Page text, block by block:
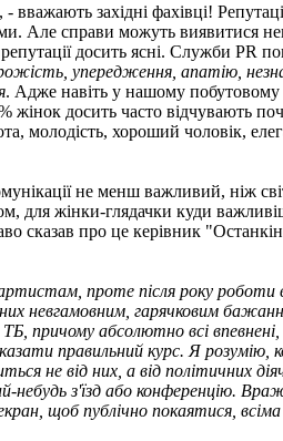
, - вважають західні фахівці!
Але справи можуть виявитися
досить ясні. Служби PR
упередження, апатію,
. Адже навіть у нашому побутовому
досить часто відчувають
молодість, хороший чоловік,
не менш важливий, ніж
для жінки-глядачки куди
сказав про це керівник
проте після року роботи
невгамовним, гарячковим
абсолютно всі впевнені,
правильний курс. Я розумію,
не від них, а від політичних
з'їзд або конференцію.
щоб публічно покаятися, всіма